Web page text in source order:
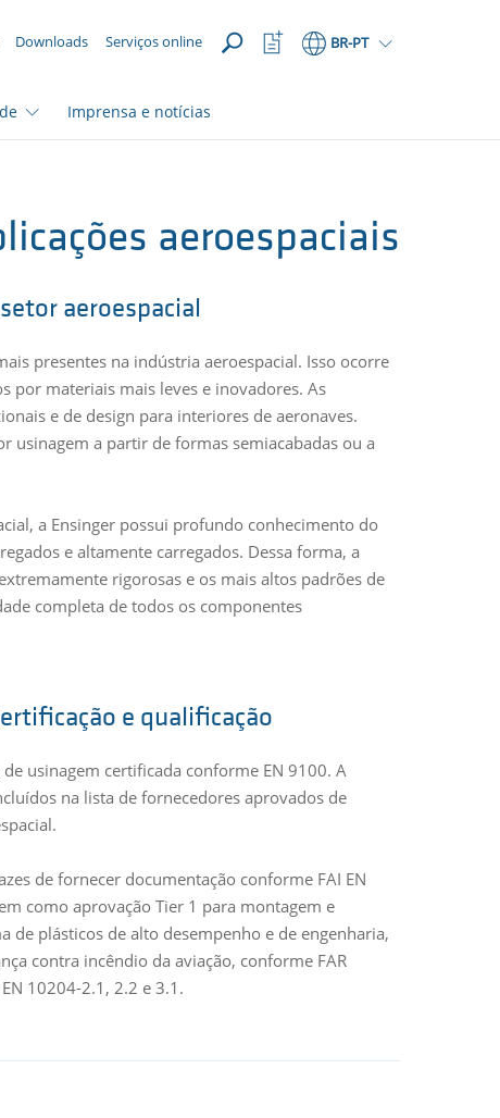
Downloads Serviços online BR-PT
Abrir
lista
Imprensa e notícias
aeroespaciais
aeroespacial
presentes na indústria aeroespacial. Isso ocorre
por materiais mais leves e inovadores. As
e de design para interiores de aeronaves.
usinagem a partir de formas semiacabadas ou a
a Ensinger possui profundo conhecimento do
e altamente carregados. Dessa forma, a
rigorosas e os mais altos padrões de
completa de todos os componentes
e qualificação
usinagem certificada conforme EN 9100. A
na lista de fornecedores aprovados de
de fornecer documentação conforme FAI EN
como aprovação Tier 1 para montagem e
de plásticos de alto desempenho e de engenharia,
contra incêndio da aviação, conforme FAR
10204-2.1, 2.2 e 3.1.